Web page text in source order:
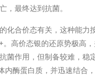
，最终达到抗菌。
化合价态有关，这种能力
。高价态银的还原势极高
菌作用，但制备较难，稳
内酶蛋白质，并迅速结合